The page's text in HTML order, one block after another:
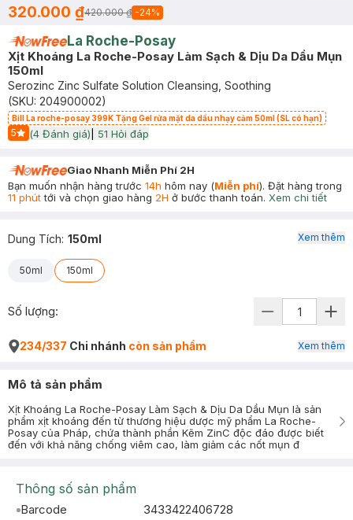
320.000 ₫420.000 ₫ -24%
La Roche-Posay
Xịt Khoáng La Roche-Posay Làm Sạch & Dịu Da Dầu Mụn
150ml
Serozinc Zinc Sulfate Solution Cleansing, Soothing
(SKU: 204900002)
Bill La roche-posay 399K Tặng Gel rửa mặt da dầu nhạy cảm 50ml (SL có hạn)
5
Start Icon
(4 Đánh giá) 51 Hỏi đáp
Giao Nhanh Miễn Phí 2H
Bạn muốn nhận hàng trước 14h hôm nay (Miễn phí). Đặt hàng trong
11 phúttới và chọn giao hàng 2H ở bước thanh toán. Xem chi tiết
Dung Tích: 150ml
50ml 150ml
Xem thêm
Số lượng:
234/337 Chi nhánh còn sản phẩm Xem thêm
Mô tả sản phẩm
Xịt Khoáng La Roche-Posay Làm Sạch & Dịu Da Dầu Mụn là sản
phẩm xịt khoáng đến từ thương hiệu dược mỹ phẩm La Roche-
Posay của Pháp, chứa thành phần Kẽm ZinC độc đáo được biết
đến với khả năng chống viêm cao, làm giảm các nốt mụn đ
Thông số sản phẩm
Barcode
3433422406728